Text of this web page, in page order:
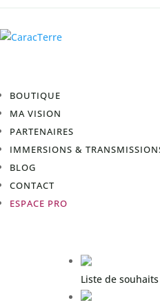
BOUTIQUE
MA VISION
PARTENAIRES
IMMERSIONS &
BLOG
CONTACT
ESPACE PRO
Liste de souhaits